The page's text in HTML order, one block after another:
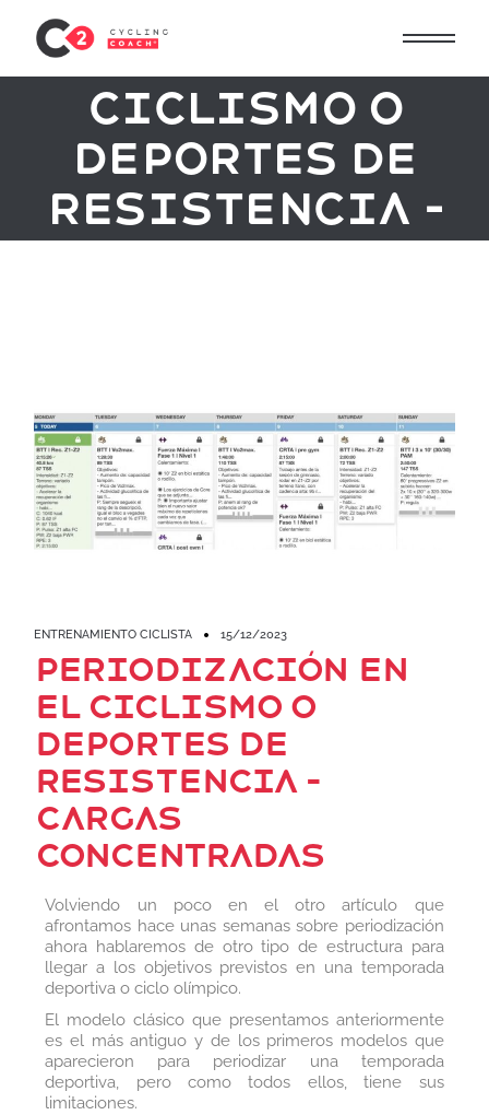
n en el
ciclismo o
deportes de
resistencia –
ENTRENAMIENTO CICLISTA 15/12/2023
Periodización en
el ciclismo o
deportes de
resistencia –
cargas
concentradas
Volviendo un poco en el otro artículo que
afrontamos hace unas semanas sobre periodización
ahora hablaremos de otro tipo de estructura para
llegar a los objetivos previstos en una temporada
deportiva o ciclo olímpico.
El modelo clásico que presentamos anteriormente
es el más antiguo y de los primeros modelos que
aparecieron para periodizar una temporada
deportiva, pero como todos ellos, tiene sus
limitaciones.